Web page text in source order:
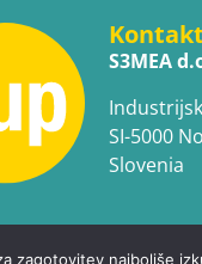
Kontakt
S3MEA
SI-5000
Slovenia
zagotovitev najboljše